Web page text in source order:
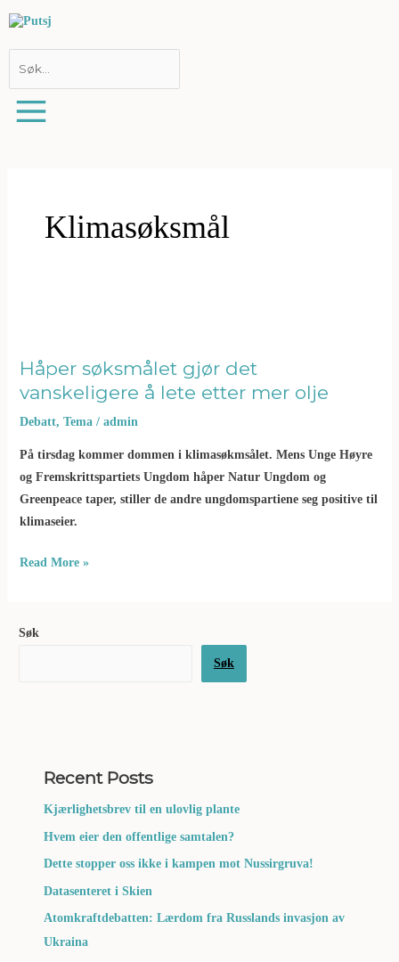
rett
Klimasøksmål
Håper søksmålet gjør det
vanskeligere å lete etter mer olje
Debatt, Tema/ admin
På tirsdag kommer dommen i klimasøkmsålet. Mens Unge Høyre
og Fremskrittspartiets Ungdom håper Natur Ungdom og
Greenpeace taper, stiller de andre ungdomspartiene seg positive til
klimaseier.
det
vanskeligere
å
etter
olje
Read More »
Søk
Søk
Recent Posts
Kjærlighetsbrev til en ulovlig plante
Hvem eier den offentlige samtalen?
Dette stopper oss ikke i kampen mot Nussirgruva!
Datasenteret i Skien
Atomkraftdebatten: Lærdom fra Russlands invasjon av
Ukraina